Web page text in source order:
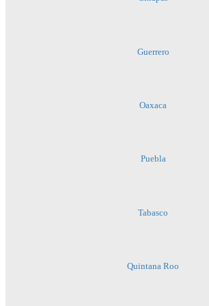
Guerrero
Oaxaca
Puebla
Tabasco
Quintana Roo